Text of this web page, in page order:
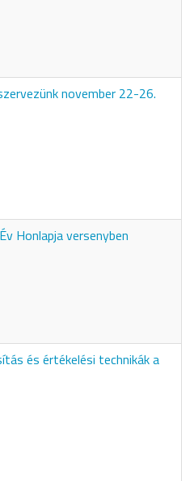
november 22-26.
Honlapja versenyben
és értékelési technikák a